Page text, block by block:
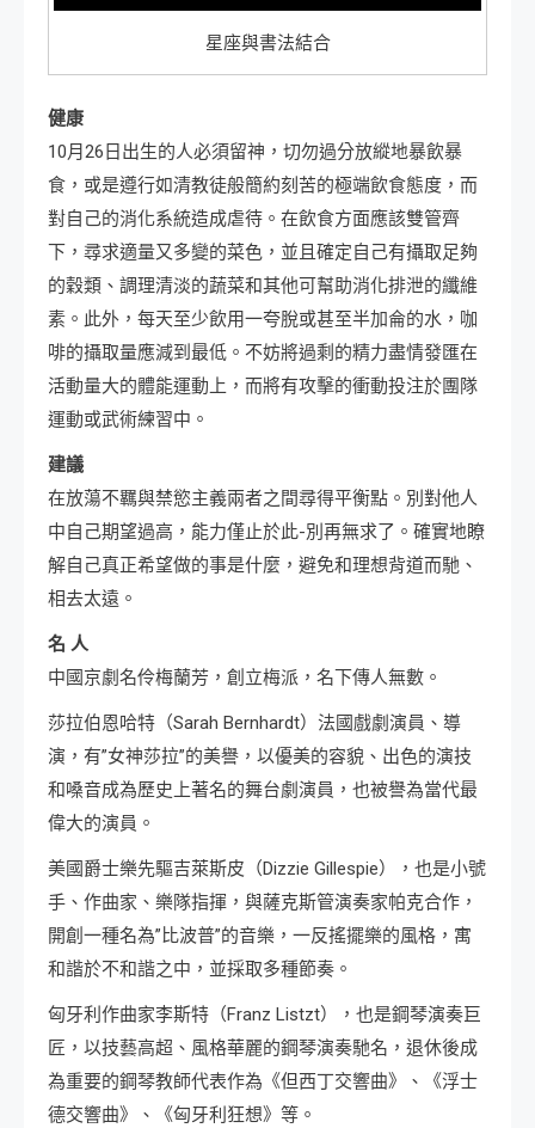
星座與書法結合
健康
10月26日出生的人必須留神，切勿過分放縱地暴飲暴
食，或是遵行如清教徒般簡約刻苦的極端飲食態度，而
對自己的消化系統造成虐待。在飲食方面應該雙管齊
下，尋求適量又多變的菜色，並且確定自己有攝取足夠
的穀類、調理清淡的蔬菜和其他可幫助消化排泄的纖維
素。此外，每天至少飲用一夸脫或甚至半加侖的水，咖
啡的攝取量應減到最低。不妨將過剩的精力盡情發匯在
活動量大的體能運動上，而將有攻擊的衝動投注於團隊
運動或武術練習中。
建議
在放蕩不羈與禁慾主義兩者之間尋得平衡點。別對他人
中自己期望過高，能力僅止於此-別再無求了。確實地瞭
解自己真正希望做的事是什麼，避免和理想背道而馳、
相去太遠。
名 人
中國京劇名伶梅蘭芳，創立梅派，名下傳人無數。
莎拉伯恩哈特（Sarah Bernhardt）法國戲劇演員、導
演，有”女神莎拉”的美譽，以優美的容貌、出色的演技
和嗓音成為歷史上著名的舞台劇演員，也被譽為當代最
偉大的演員。
美國爵士樂先驅吉萊斯皮（Dizzie Gillespie），也是小號
手、作曲家、樂隊指揮，與薩克斯管演奏家帕克合作，
開創一種名為”比波普”的音樂，一反搖擺樂的風格，寓
和諧於不和諧之中，並採取多種節奏。
匈牙利作曲家李斯特（Franz Listzt），也是鋼琴演奏巨
匠，以技藝高超、風格華麗的鋼琴演奏馳名，退休後成
為重要的鋼琴教師代表作為《但西丁交響曲》、《浮士
德交響曲》、《匈牙利狂想》等。